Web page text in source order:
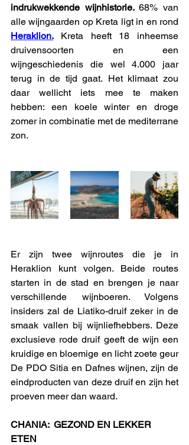
indrukwekkende wijnhistorie. 68% van
Heraklion.
Kreta heeft 18 inheemse
druivensoorten en een
wijngeschiedenis die wel 4.000 jaar
terug in de tijd gaat. Het klimaat zou
daar wellicht iets mee te maken
hebben: een koele winter en droge
zomer in combinatie met de mediterrane
zon.
Er zijn twee wijnroutes die je in
Heraklion kunt volgen. Beide routes
starten in de stad en brengen je naar
verschillende wijnboeren. Volgens
insiders zal de Liatiko-druif zeker in de
smaak vallen bij wijnliefhebbers. Deze
exclusieve rode druif geeft de wijn een
kruidige en bloemige en licht zoete geur
De PDO Sitia en Dafnes wijnen, zijn de
eindproducten van deze druif en zijn het
proeven meer dan waard.
CHANIA:  GEZOND EN LEKKER
ETEN